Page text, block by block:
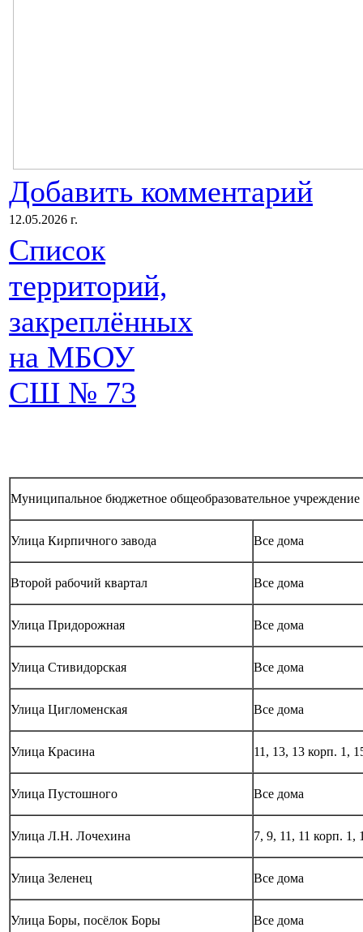
Добавить комментарий
12.05.2026 г.
Список
территорий,
закреплённых
на МБОУ
СШ № 73
Муниципальное бюджетное общеобразовательное
Улица Кирпичного завода Все дома
Второй рабочий квартал Все дома
Улица Придорожная Все дома
Улица Стивидорская Все дома
Улица Цигломенская Все дома
Улица Красина 11, 13, 13 корп. 1,
Улица Пустошного Все дома
Улица Л.Н. Лочехина 7, 9, 11, 11 корп. 1,
Улица Зеленец Все дома
Улица Боры, посёлок Боры Все дома